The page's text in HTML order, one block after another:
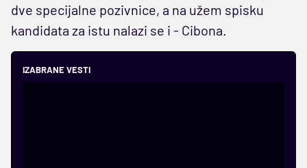
dve specijalne pozivnice, a na užem spisku
kandidata za istu nalazi se i - Cibona.
IZABRANE VESTI